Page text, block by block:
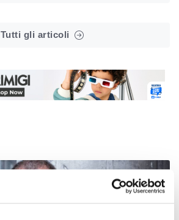
Tutti gli articoli